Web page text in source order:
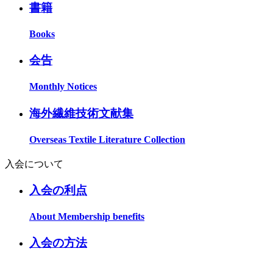
書籍
Books
会告
Monthly Notices
海外繊維技術文献集
Overseas Textile Literature Collection
入会について
入会の利点
About Membership benefits
入会の方法